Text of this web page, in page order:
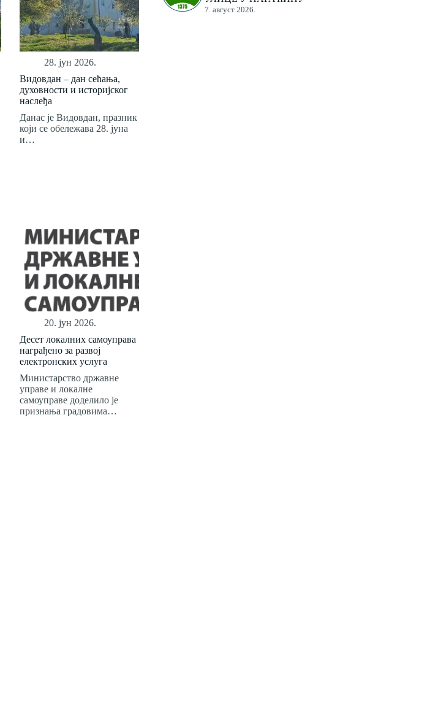
28. јун 2026.
Видовдан – дан сећања,
духовности и историјског
наслеђа
Данас је Видовдан, празник
који се обележава 28. јуна
и…
20. јун 2026.
Десет локалних самоуправа
награђено за развој
електронских услуга
Министарство државне
управе и локалне
самоуправе доделило је
признања градовима…
7. август 2026.